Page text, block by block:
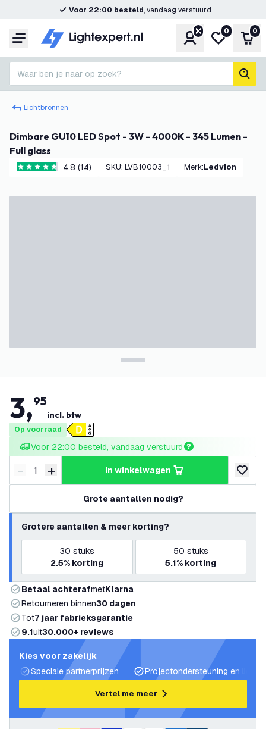
Voor 22:00 besteld, vandaag verstuurd
Menu Account
Mijn
0 0
Waar ben je naar op zoek?
Lichtbronnen
Dimbare GU10 LED Spot - 3W - 4000K - 345 Lumen -
Full glass
4.8 score sterren
4.8 (14) SKU: LVB10003_1 Merk: Ledvion
3,95
incl. btw
Op voorraad
Voor 22:00 besteld, vandaag verstuurd
Verminder hoeveelheid
- Verhoog hoeveelheid
+ in winkelwagen
Grote aantallen nodig?
Grotere aantallen & meer korting?
30 stuks
2.5% korting
50 stuks
5.1% korting
Betaal achterafmetKlarna
Retourneren binnen30 dagen
Tot7 jaar fabrieksgarantie
9.1uit30.000+ reviews
Kies voor zakelijk
Speciale partnerprijzen
Projectondersteuning en
Vertel me meer